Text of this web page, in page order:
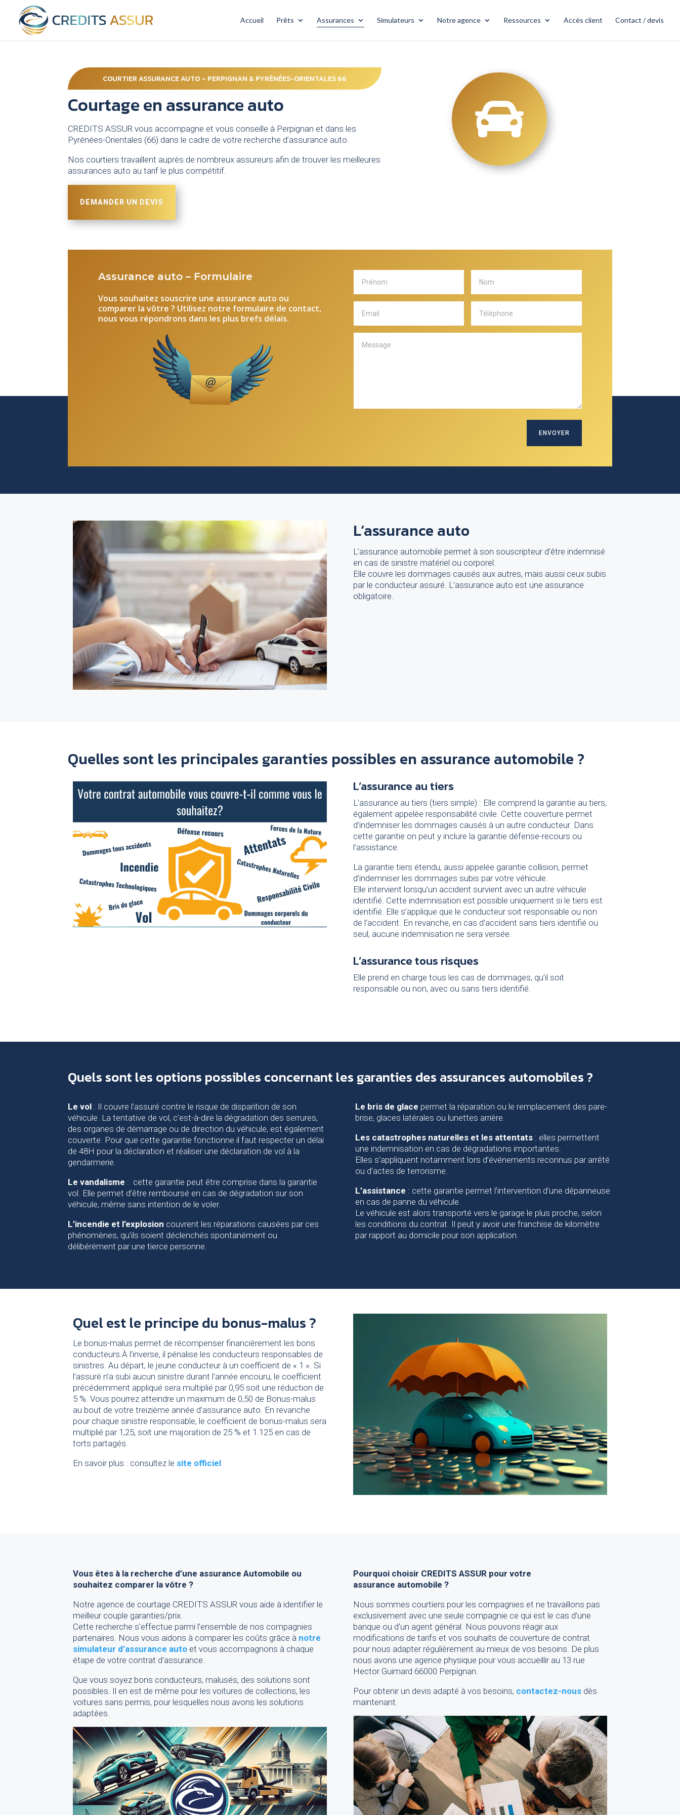
Accueil Prêts Assurances Simulateurs Notre agence Ressources Accès client Contact / devis
COURTIER ASSURANCE AUTO – PERPIGNAN & PYRÉNÉES-ORIENTALES 66
Courtage en assurance auto
CREDITS ASSUR vous accompagne et vous conseille à Perpignan et dans les
Pyrénées-Orientales (66) dans le cadre de votre recherche d’assurance auto.
Nos courtiers travaillent auprès de nombreux assureurs afin de trouver les meilleures
assurances auto au tarif le plus compétitif.
DEMANDER UN DEVIS

Assurance auto – Formulaire
Vous souhaitez souscrire une assurance auto ou
comparer la vôtre ? Utilisez notre formulaire de contact,
nous vous répondrons dans les plus brefs délais.
ENVOYER
L’assurance auto
L’assurance automobile permet à son souscripteur d’être indemnisé
en cas de sinistre matériel ou corporel.
Elle couvre les dommages causés aux autres, mais aussi ceux subis
par le conducteur assuré. L’assurance auto est une assurance
obligatoire.
Quelles sont les principales garanties possibles en assurance automobile ?
L’assurance au tiers
L’assurance au tiers (tiers simple) : Elle comprend la garantie au tiers,
également appelée responsabilité civile. Cette couverture permet
d’indemniser les dommages causés à un autre conducteur. Dans
cette garantie on peut y inclure la garantie défense-recours ou
l’assistance.
La garantie tiers étendu, aussi appelée garantie collision, permet
d’indemniser les dommages subis par votre véhicule.
Elle intervient lorsqu’un accident survient avec un autre véhicule
identifié. Cette indemnisation est possible uniquement si le tiers est
identifié. Elle s’applique que le conducteur soit responsable ou non
de l’accident. En revanche, en cas d’accident sans tiers identifié ou
seul, aucune indemnisation ne sera versée.
L’assurance tous risques
Elle prend en charge tous les cas de dommages, qu’il soit
responsable ou non, avec ou sans tiers identifié.
Quels sont les options possibles concernant les garanties des assurances automobiles ?
Le vol : Il couvre l’assuré contre le risque de disparition de son
véhicule. La tentative de vol, c’est-à-dire la dégradation des serrures,
des organes de démarrage ou de direction du véhicule, est également
couverte. Pour que cette garantie fonctionne il faut respecter un délai
de 48H pour la déclaration et réaliser une déclaration de vol à la
gendarmerie.
Le vandalisme : cette garantie peut être comprise dans la garantie
vol. Elle permet d’être remboursé en cas de dégradation sur son
véhicule, même sans intention de le voler.
L’incendie et l’explosion couvrent les réparations causées par ces
phénomènes, qu’ils soient déclenchés spontanément ou
délibérément par une tierce personne.
Le bris de glace permet la réparation ou le remplacement des pare-
brise, glaces latérales ou lunettes arrière.
Les catastrophes naturelles et les attentats: elles permettent
une indemnisation en cas de dégradations importantes.
Elles s’appliquent notamment lors d’événements reconnus par arrêté
ou d’actes de terrorisme.
L’assistance : cette garantie permet l’intervention d’une dépanneuse
en cas de panne du véhicule.
Le véhicule est alors transporté vers le garage le plus proche, selon
les conditions du contrat. Il peut y avoir une franchise de kilomètre
par rapport au domicile pour son application.
Quel est le principe du bonus-malus ?
Le bonus-malus permet de récompenser financièrement les bons
conducteurs.À l’inverse, il pénalise les conducteurs responsables de
sinistres. Au départ, le jeune conducteur à un coefficient de « 1 ». Si
l’assuré n’a subi aucun sinistre durant l’année encouru, le coefficient
précédemment appliqué sera multiplié par 0,95 soit une réduction de
5 %. Vous pourrez atteindre un maximum de 0,50 de Bonus-malus
au bout de votre treizième année d’assurance auto. En revanche
pour chaque sinistre responsable, le coefficient de bonus-malus sera
multiplié par 1,25, soit une majoration de 25 % et 1.125 en cas de
torts partagés.
En savoir plus : consultez le site officiel
Vous êtes à la recherche d’une assurance Automobile ou
souhaitez comparer la vôtre ?
Notre agence de courtage CREDITS ASSUR vous aide à identifier le
meilleur couple garanties/prix.
Cette recherche s’effectue parmi l’ensemble de nos compagnies
partenaires. Nous vous aidons à comparer les coûts grâce à notre
simulateur d’assurance auto et vous accompagnons à chaque
étape de votre contrat d’assurance.
Que vous soyez bons conducteurs, malusés, des solutions sont
possibles. Il en est de même pour les voitures de collections, les
voitures sans permis, pour lesquelles nous avons les solutions
adaptées.
Pourquoi choisir CREDITS ASSUR pour votre
assurance automobile ?
Nous sommes courtiers pour les compagnies et ne travaillons pas
exclusivement avec une seule compagnie ce qui est le cas d’une
banque ou d’un agent général. Nous pouvons réagir aux
modifications de tarifs et vos souhaits de couverture de contrat
pour nous adapter régulièrement au mieux de vos besoins. De plus
nous avons une agence physique pour vous accueillir au 13 rue
Hector Guimard 66000 Perpignan.
Pour obtenir un devis adapté à vos besoins, contactez-nous dès
maintenant.